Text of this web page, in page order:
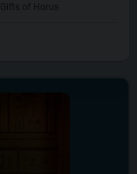
Gifts of Horus